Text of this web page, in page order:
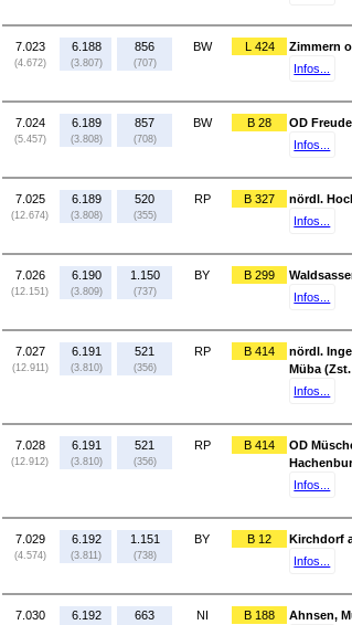
7.023
(4.672)
6.188
(3.807)
856
(707)
BW L 424
Zimmern
Infos...
7.024
(5.457)
6.189
(3.808)
857
(708)
BW B 28
OD
Infos...
7.025
(12.674)
6.189
(3.808)
520
(355)
RP B 327
nördl.
Infos...
7.026
(12.151)
6.190
(3.809)
1.150
(737)
BY B 299
Infos...
7.027
(12.911)
6.191
(3.810)
521
(356)
RP B 414
nördl.
Müba
Infos...
7.028
(12.912)
6.191
(3.810)
521
(356)
RP B 414
OD
Infos...
7.029
(4.574)
6.192
(3.811)
1.151
(738)
BY B 12
Kirchdorf
Infos...
7.030 6.192 663 NI B 188
Ahnsen,